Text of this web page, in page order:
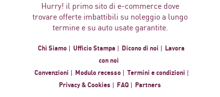
Hurry! il primo sito di e-commerce dove
trovare offerte imbattibili su noleggio a lungo
termine e su auto usate garantite.
Chi Siamo Ufficio Stampa Dicono di noi
Lavora
con noi
Convenzioni
Modulo recesso
Termini e condizioni
Privacy & Cookies
FAQ Partners